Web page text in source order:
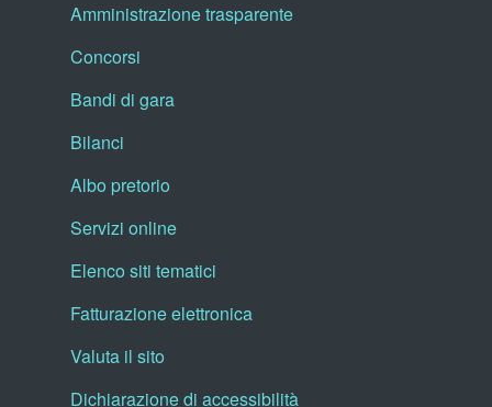
Amministrazione trasparente
Concorsi
Bandi di gara
Bilanci
Albo pretorio
Servizi online
Elenco siti tematici
Fatturazione elettronica
Valuta il sito
Dichiarazione di accessibilità